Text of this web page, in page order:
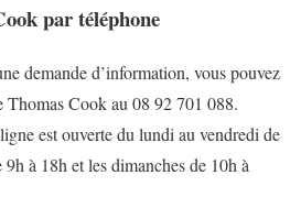
par téléphone
demande d’information, vous pouvez
Thomas Cook au 08 92 701 088.
est ouverte du lundi au vendredi de
à 18h et les dimanches de 10h à